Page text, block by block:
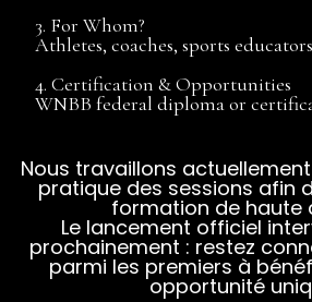
3. For Whom?
Athletes, coaches, sports educators
4. Certification & Opportunities
WNBB federal diploma or
Nous travaillons
pratique des sessions afin
formation de haute
Le lancement officiel
prochainement : restez
parmi les premiers à
opportunité